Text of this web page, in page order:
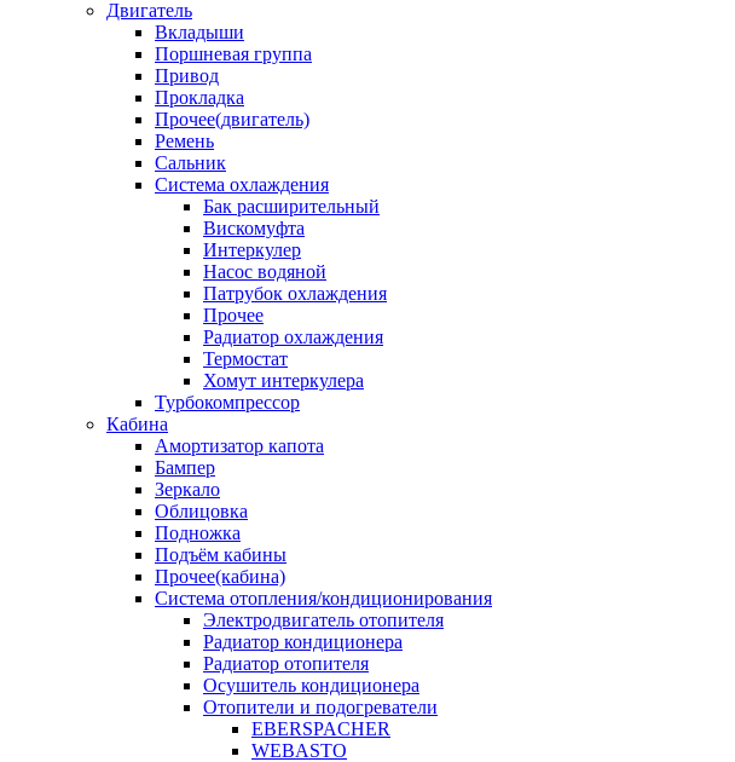
Двигатель
Вкладыши
Поршневая группа
Привод
Прокладка
Прочее(двигатель)
Ремень
Сальник
Система охлаждения
Бак расширительный
Вискомуфта
Интеркулер
Насос водяной
Патрубок охлаждения
Прочее
Радиатор охлаждения
Термостат
Хомут интеркулера
Турбокомпрессор
Кабина
Амортизатор капота
Бампер
Зеркало
Облицовка
Подножка
Подъём кабины
Прочее(кабина)
Система отопления/кондиционирования
Электродвигатель отопителя
Радиатор кондиционера
Радиатор отопителя
Осушитель кондиционера
Отопители и подогреватели
EBERSPACHER
WEBASTO